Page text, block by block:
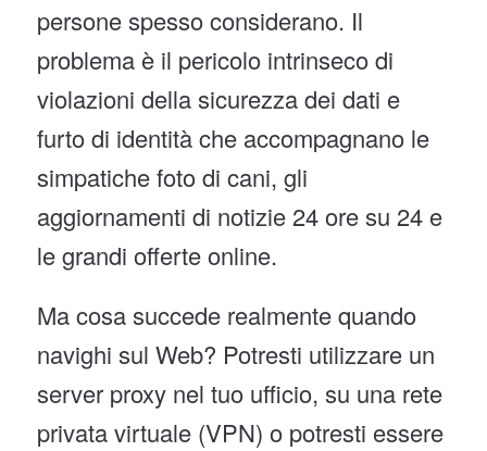
persone spesso considerano. Il
problema è il pericolo intrinseco di
violazioni della sicurezza dei dati e
furto di identità che accompagnano le
simpatiche foto di cani, gli
aggiornamenti di notizie 24 ore su 24 e
le grandi offerte online.
Ma cosa succede realmente quando
navighi sul Web? Potresti utilizzare un
server proxy nel tuo ufficio, su una rete
privata virtuale (VPN) o potresti essere